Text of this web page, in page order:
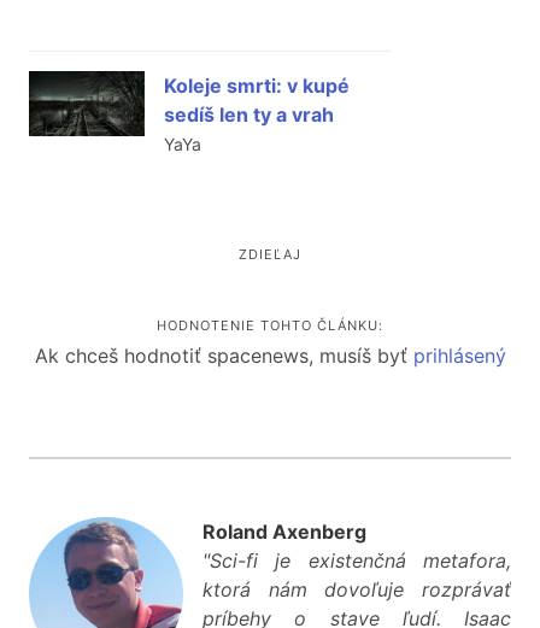
Koleje smrti: v kupé
sedíš len ty a vrah
YaYa
ZDIEĽAJ
HODNOTENIE TOHTO ČLÁNKU:
Ak chceš hodnotiť spacenews, musíš byť prihlásený
Roland Axenberg
"Sci-fi je existenčná metafora,
ktorá nám dovoľuje rozprávať
príbehy o stave ľudí. Isaac